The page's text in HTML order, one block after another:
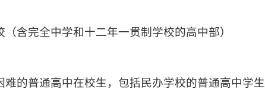
含完全中学和十二年一贯制学校的高中部）
的普通高中在校生，包括民办学校的普通高中学生